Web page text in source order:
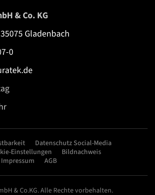
& Co. KG
Gladenbach
0
Datenschutz Social-Media
Einstellungen
Bildnachweis
Impressum AGB
& Co.KG. Alle Rechte vorbehalten.